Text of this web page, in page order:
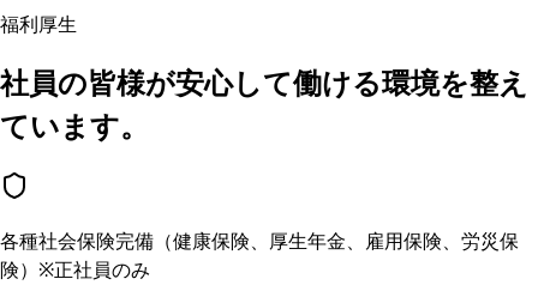
福利厚生
社員の皆様が安心して働ける環境を整え
ています。
各種社会保険完備（健康保険、厚生年金、雇用保険、労災保
険）※正社員のみ